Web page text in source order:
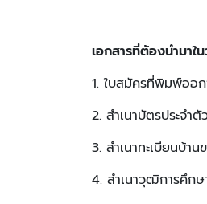
เอกสารที่ต้องนำมา
1. ใบสมัครที่พิมพ์ออ
2. สำเนาบัตรประจำ
3. สำเนาทะเบียนบ้
4. สำเนาวุฒิการศึก